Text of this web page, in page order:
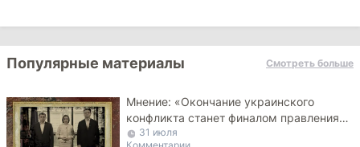
Популярные материалы Смотреть больше
Мнение: «Окончание украинского
конфликта станет финалом правления
PAS»31 июля